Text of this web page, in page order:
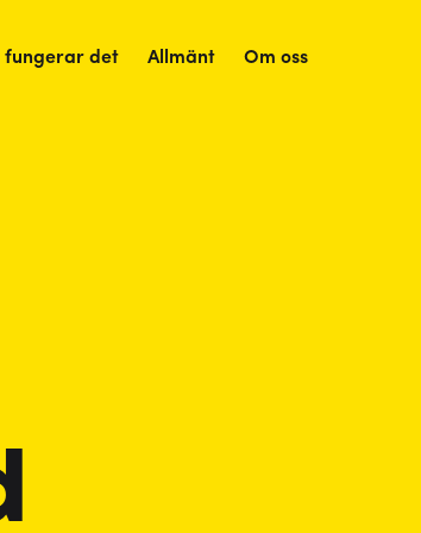
fungerar det Allmänt Om oss